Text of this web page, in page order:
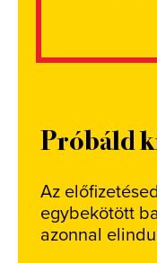
Próbáld
Az
egybekötött
azonnal